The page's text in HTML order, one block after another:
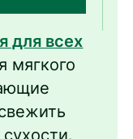
для всех
мягкого